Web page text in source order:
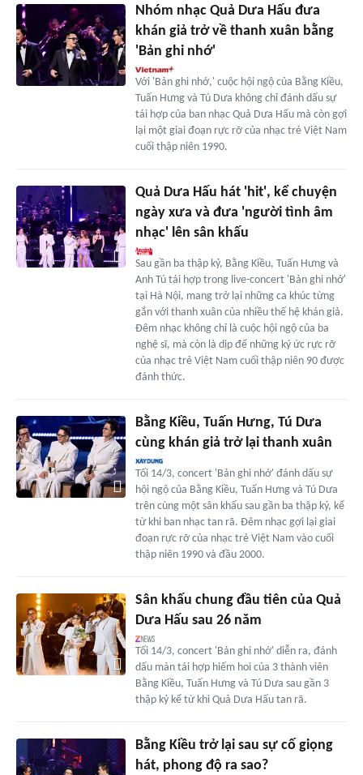
Nhóm nhạc Quả Dưa Hấu đưa
khán giả trở về thanh xuân bằng
'Bản ghi nhớ'
Với 'Bản ghi nhớ,' cuộc hội ngộ của Bằng Kiều,
Tuấn Hưng và Tú Dưa không chỉ đánh dấu sự
tái hợp của ban nhạc Quả Dưa Hấu mà còn gợi
lại một giai đoạn rực rỡ của nhạc trẻ Việt Nam
cuối thập niên 1990.
Quả Dưa Hấu hát 'hit', kể chuyện
ngày xưa và đưa 'người tình âm
nhạc' lên sân khấu
Sau gần ba thập kỷ, Bằng Kiều, Tuấn Hưng và
Anh Tú tái hợp trong live-concert 'Bản ghi nhớ'
tại Hà Nội, mang trở lại những ca khúc từng
gắn với thanh xuân của nhiều thế hệ khán giả.
Đêm nhạc không chỉ là cuộc hội ngộ của ba
nghệ sĩ, mà còn là dịp để những ký ức rực rỡ
của nhạc trẻ Việt Nam cuối thập niên 90 được
đánh thức.
Bằng Kiều, Tuấn Hưng, Tú Dưa
cùng khán giả trở lại thanh xuân
Tối 14/3, concert 'Bản ghi nhớ' đánh dấu sự
hội ngộ của Bằng Kiều, Tuấn Hưng và Tú Dưa
trên cùng một sân khấu sau gần ba thập kỷ, kể
từ khi ban nhạc tan rã. Đêm nhạc gợi lại giai
đoạn rực rỡ của nhạc trẻ Việt Nam vào cuối
thập niên 1990 và đầu 2000.
Sân khấu chung đầu tiên của Quả
Dưa Hấu sau 26 năm
Tối 14/3, concert 'Bản ghi nhớ' diễn ra, đánh
dấu màn tái hợp hiếm hoi của 3 thành viên
Bằng Kiều, Tuấn Hưng và Tú Dưa sau gần 3
thập kỷ kể từ khi Quả Dưa Hấu tan rã.
Bằng Kiều trở lại sau sự cố giọng
hát, phong độ ra sao?